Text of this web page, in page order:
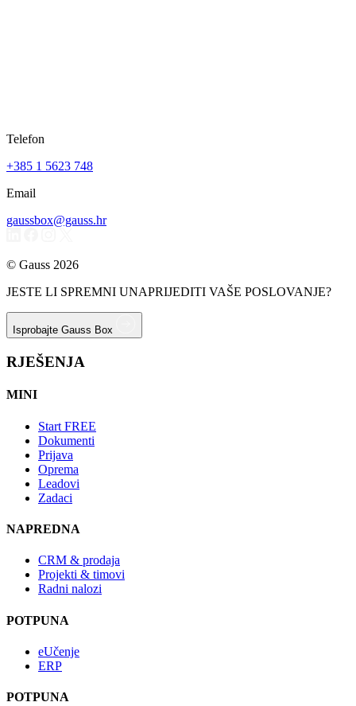
Telefon
+385 1 5623 748
Email
gaussbox@gauss.hr
© Gauss 2026
JESTE LI SPREMNI UNAPRIJEDITI VAŠE POSLOVANJE?
Isprobajte Gauss Box
RJEŠENJA
MINI
Start FREE
Dokumenti
Prijava
Oprema
Leadovi
Zadaci
NAPREDNA
CRM & prodaja
Projekti & timovi
Radni nalozi
POTPUNA
eUčenje
ERP
POTPUNA